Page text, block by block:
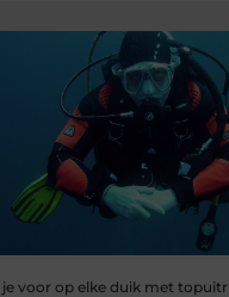
je voor op elke duik met